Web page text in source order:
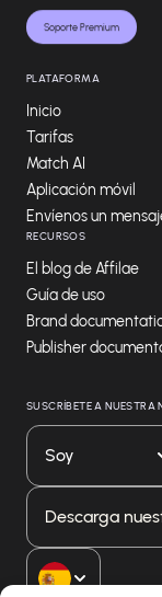
Soporte Premium
PLATAFORMA
Inicio
Tarifas
Match AI
Aplicación móvil
Envíenos un
RECURSOS
El blog de Affilae
Guía de uso
Brand
Publisher
SUSCRÍBETE A NUESTRA
Soy
Descarga